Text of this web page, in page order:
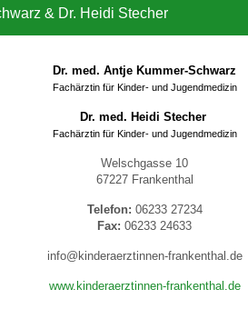
Bildschirmmediengebrauch
& Dr. Heidi Stecher
Dr. med. Antje Kummer-Schwarz
Fachärztin für Kinder- und Jugendmedizin
Dr. med. Heidi Stecher
Fachärztin für Kinder- und Jugendmedizin
Welschgasse 10
67227 Frankenthal
Telefon: 06233 27234
Fax: 06233 24633
info@kinderaerztinnen-frankenthal.de
www.kinderaerztinnen-frankenthal.de